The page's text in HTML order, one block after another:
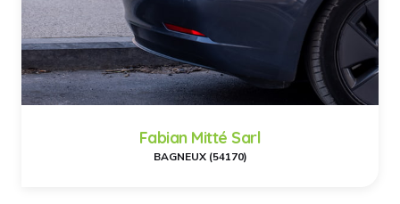
Fabian Mitté Sarl
BAGNEUX (54170)